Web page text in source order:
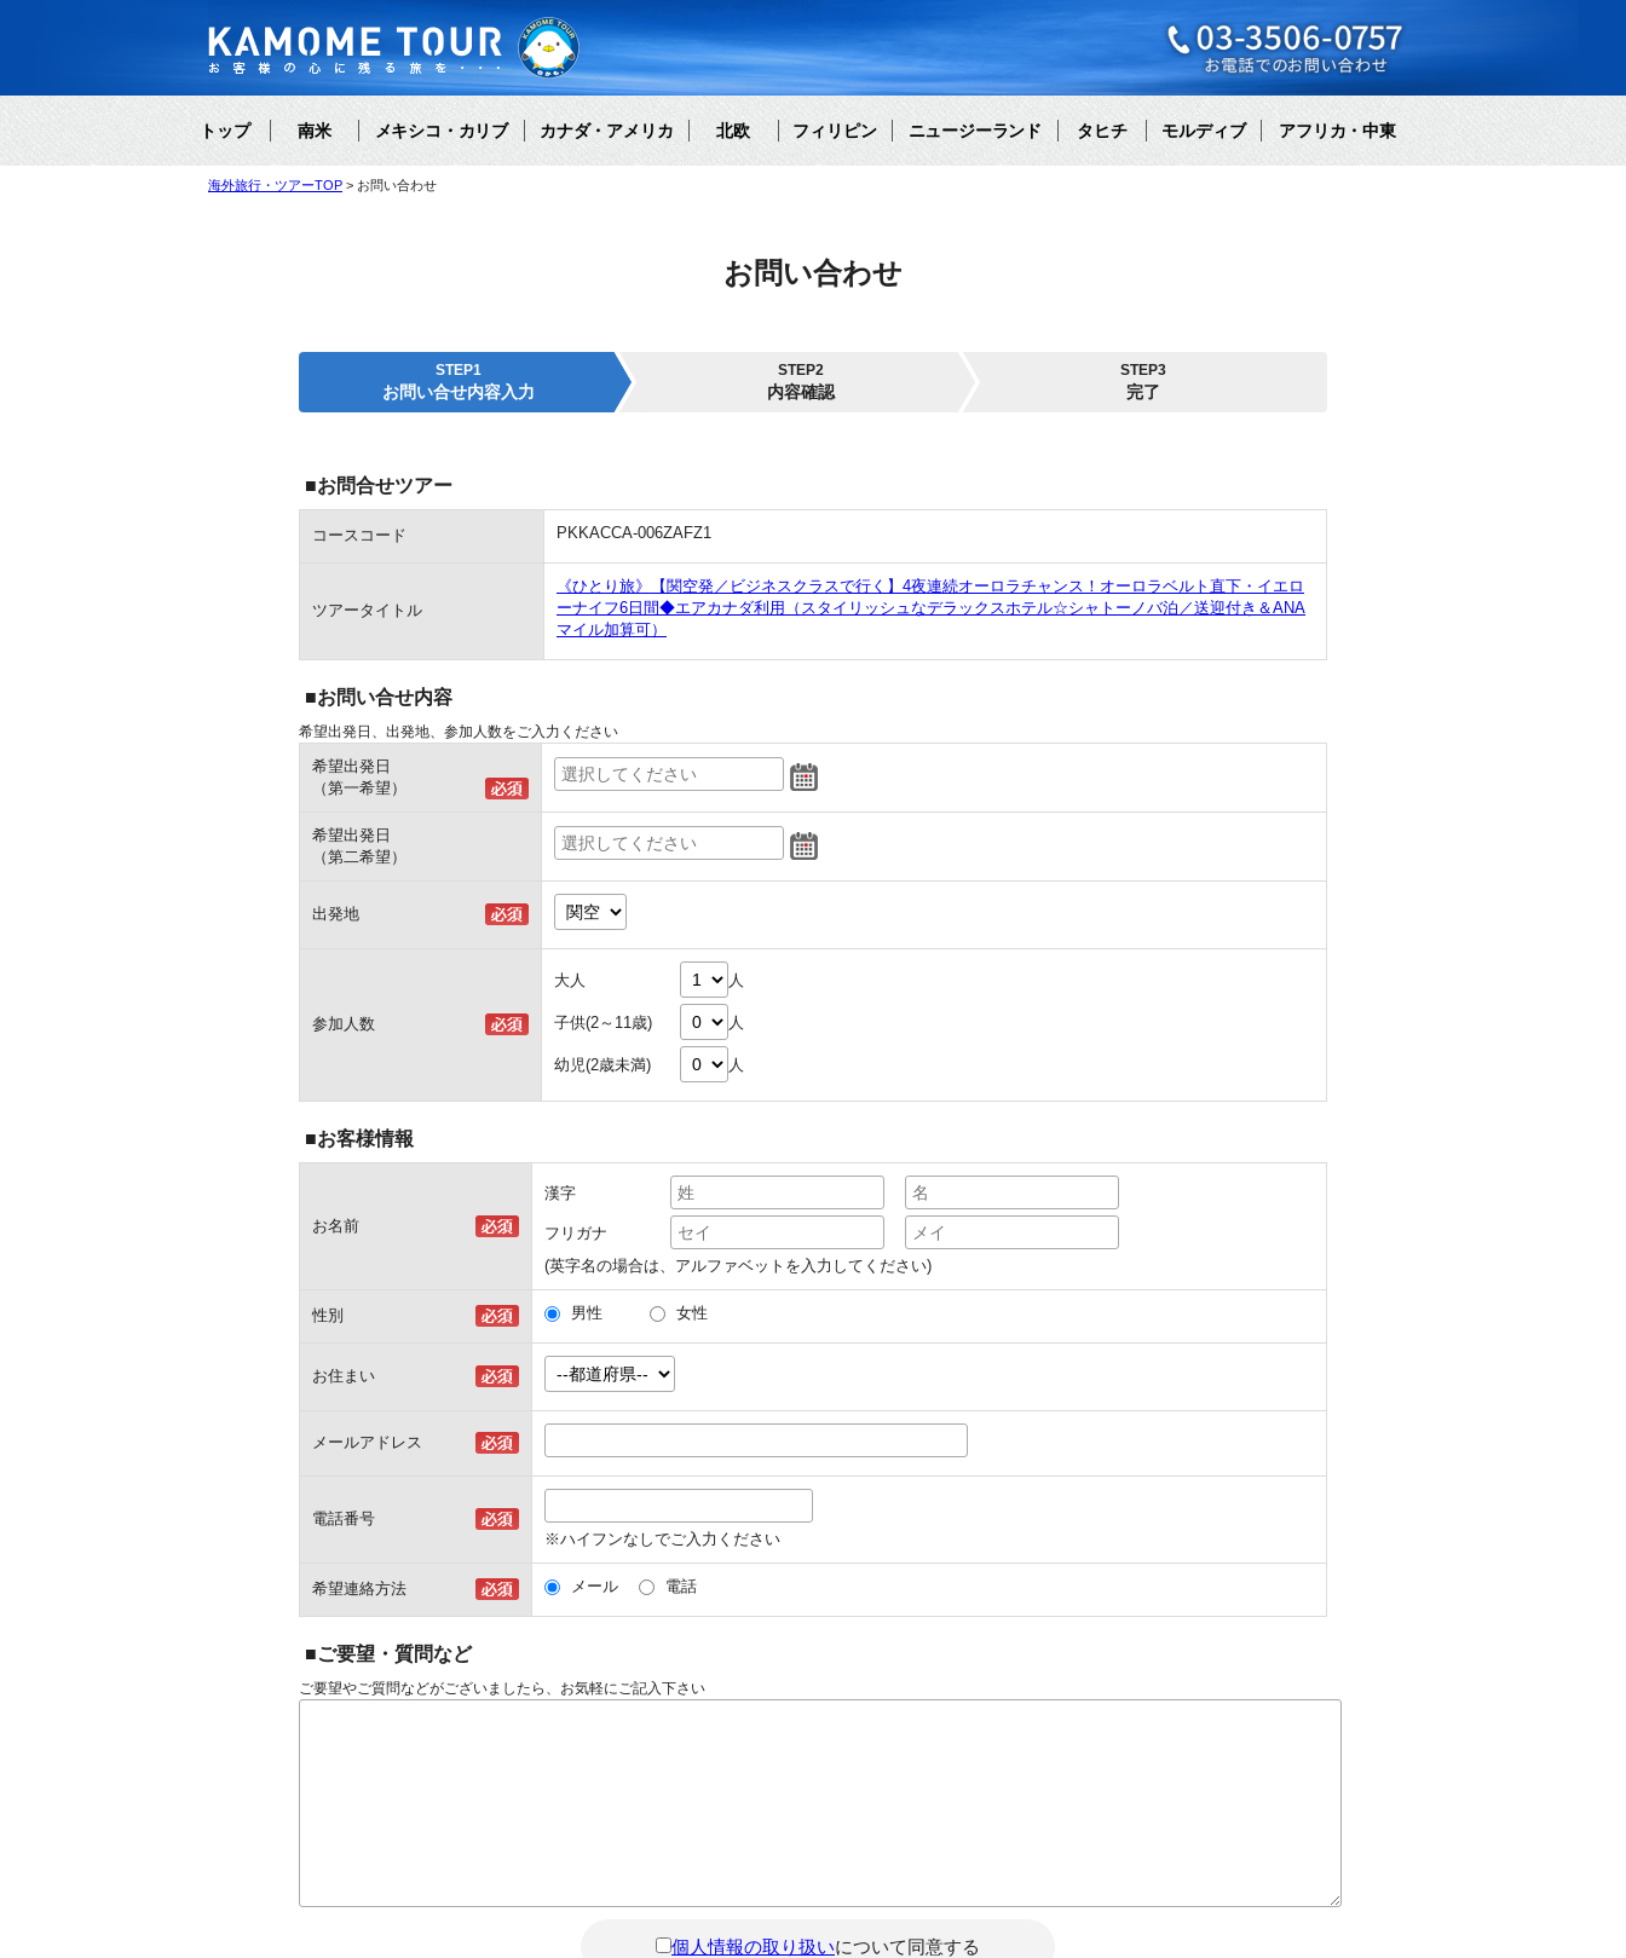
トップ 南米 メキシコ・カリブ カナダ・アメリカ 北欧 フィリピン ニュージーランド タヒチ モルディブ アフリカ・中東
海外旅行・ツアーTOP お問い合わせ
お問い合わせ
STEP1
お問い合せ内容入力
STEP2
内容確認
STEP3
完了
■お問合せツアー
コースコード PKKACCA-006ZAFZ1
ツアータイトル
《ひとり旅》【関空発／ビジネスクラスで行く】4夜連続オーロラチャンス！オーロラベルト直下・イエロ
ーナイフ6日間◆エアカナダ利用（スタイリッシュなデラックスホテル☆シャトーノバ泊／送迎付き＆ANA
マイル加算可）
■お問い合せ内容
希望出発日、出発地、参加人数をご入力ください
希望出発日
（第一希望）
希望出発日
（第二希望）
出発地
参加人数
大人 人
子供(2～11歳) 人
幼児(2歳未満) 人
■お客様情報
お名前
漢字
フリガナ
(英字名の場合は、アルファベットを入力してください)
性別 男性 女性
お住まい
メールアドレス
電話番号
※ハイフンなしでご入力ください
希望連絡方法 メール 電話
■ご要望・質問など
ご要望やご質問などがございましたら、お気軽にご記入下さい
個人情報の取り扱いについて同意する